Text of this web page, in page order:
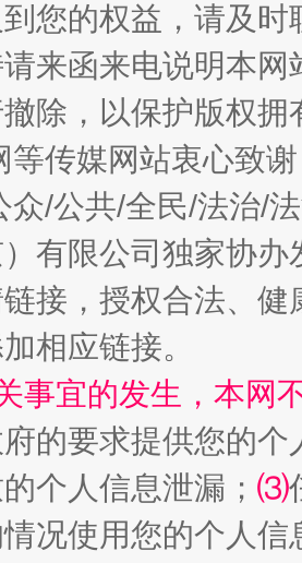
关键词
魏明亮
生
您的权益，请及
来函来电说明本
除，以保护版权
等传媒网站衷心致
众/公共/全民/法治/
有限公司独家协
接，授权合法、
相应链接。
事宜的发生，本网
的要求提供您的个
个人信息泄漏； ⑶
况使用您的个人